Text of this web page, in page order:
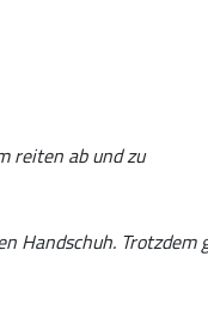
reiten ab und zu
Handschuh. Trotzdem